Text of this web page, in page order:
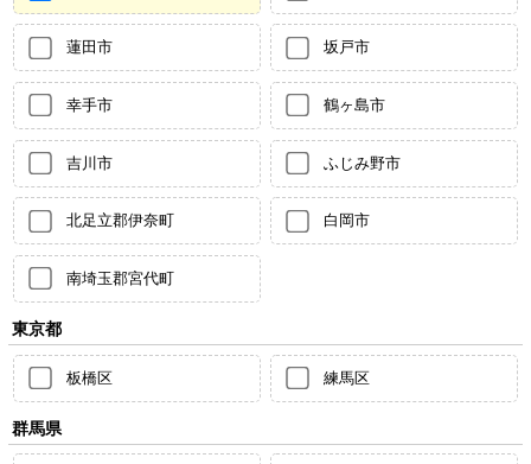
蓮田市 坂戸市
幸手市 鶴ヶ島市
吉川市 ふじみ野市
北足立郡伊奈町 白岡市
南埼玉郡宮代町
東京都
板橋区 練馬区
群馬県